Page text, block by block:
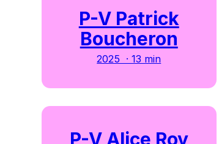
P-V Patrick
Boucheron
2025 · 13 min
P-V Alice Roy